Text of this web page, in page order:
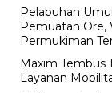
Pelabuhan
Pemuatan Ore,
Permukiman
Maxim Tembus
Layanan